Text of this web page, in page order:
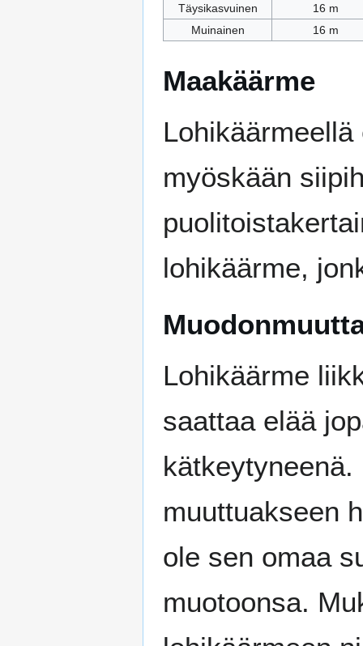
Täysikasvuinen
16 m
Muinainen
16 m
Maakäärme
myöskään
lohikäärme,
Lohikäärme
saattaa elää
muuttuakseen
ole sen omaa
muotoonsa.